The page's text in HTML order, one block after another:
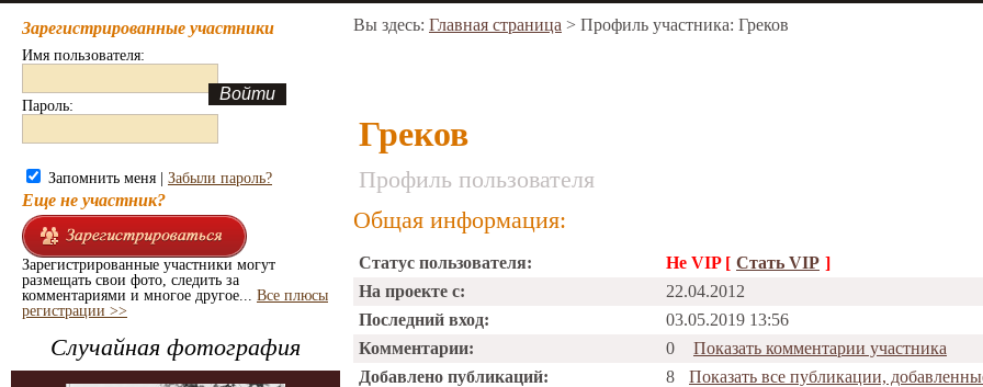
Зарегистрированные участники
Имя пользователя:
Пароль:
Запомнить меня | Забыли пароль?
Еще не участник?
Зарегистрированные участники могут
размещать свои фото, следить за
комментариями и многое другое... Все плюсы
регистрации >>
Случайная фотография
Вы здесь: Главная страница > Профиль участника: Греков
Греков
Профиль пользователя
Общая информация:
Статус пользователя: Не VIP [ Стать VIP ]
На проекте с:
22.04.2012
Последний вход:
03.05.2019 13:56
Комментарии:
0
Показать комментарии участника
Добавлено публикаций:
8
Показать все публикации,